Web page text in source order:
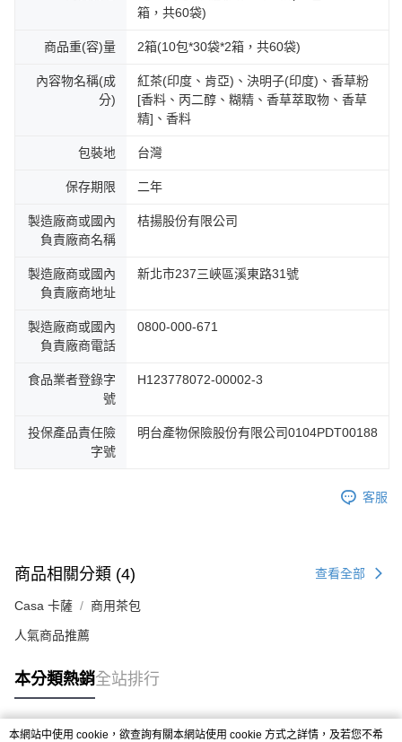
箱，共60袋)
商品重(容)量 2箱(10包*30袋*2箱，共60袋)
內容物名稱(成
分)
紅茶(印度、肯亞)、決明子(印度)、香草粉
[香料、丙二醇、糊精、香草萃取物、香草
精]、香料
包裝地 台灣
保存期限 二年
製造廠商或國內
負責廠商名稱
桔揚股份有限公司
製造廠商或國內
負責廠商地址
新北市237三峽區溪東路31號
製造廠商或國內
負責廠商電話
0800-000-671
食品業者登錄字
號
H123778072-00002-3
投保產品責任險
字號
明台產物保險股份有限公司0104PDT00188
客服
商品相關分類 (4) 查看全部
Casa 卡薩 商用茶包
人氣商品推薦
本分類熱銷全站排行
本網站中使用 cookie，欲查詢有關本網站使用 cookie 方式之詳情，及若您不希